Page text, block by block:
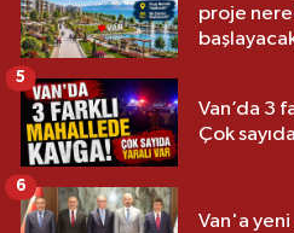
proje
Van’da 3
Çok
5
Van'a yeni
6